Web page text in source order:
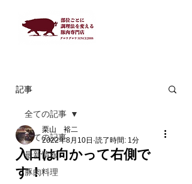
記事
全ての記事
最新情報
豚肉料理
全ての記事
入口は向かって右側で
す！
栗山 裕二
2022年8月10日 読了時間: 1分